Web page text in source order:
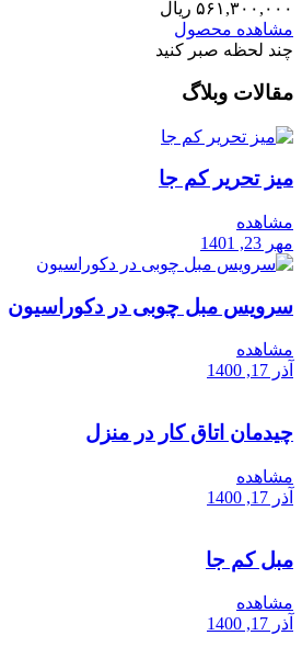
۵۶۱,۳۰۰,۰۰۰ ریال
مشاهده محصول
چند لحظه صبر کنید
مقالات وبلاگ
میز تحریر کم جا
مشاهده
مهر 23, 1401
سرویس مبل چوبی در دکوراسیون
مشاهده
آذر 17, 1400
چیدمان اتاق کار در منزل
مشاهده
آذر 17, 1400
مبل کم جا
مشاهده
آذر 17, 1400